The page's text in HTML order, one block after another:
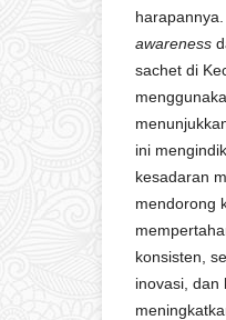
awareness
sachet di
ini
kesadaran
mendorong
konsisten,
inovasi, dan